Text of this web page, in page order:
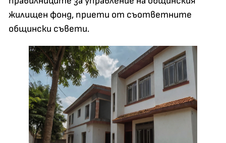
жилищен фонд, приети от съответните
общински съвети.